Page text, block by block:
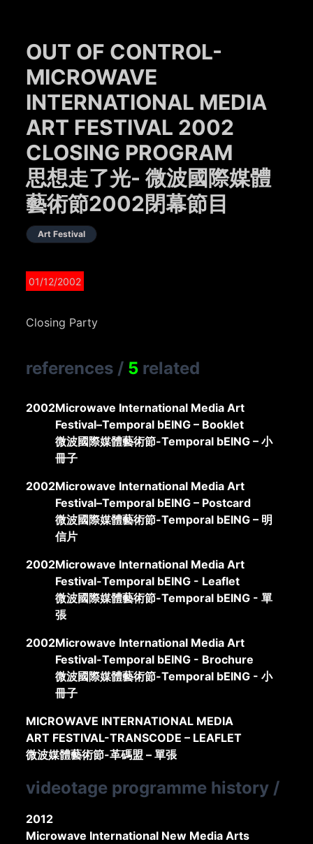
OUT OF CONTROL-
MICROWAVE
INTERNATIONAL MEDIA
ART FESTIVAL 2002
CLOSING PROGRAM
思想走了光- 微波國際媒體
藝術節2002閉幕節目
Art Festival
01/12/2002
Closing Party
references / 5 related
2002Microwave International Media Art
Festival–Temporal bEING – Booklet
微波國際媒體藝術節-Temporal bEING – 小
冊子
2002Microwave International Media Art
Festival–Temporal bEING – Postcard
微波國際媒體藝術節-Temporal bEING – 明
信片
2002Microwave International Media Art
Festival-Temporal bEING - Leaflet
微波國際媒體藝術節-Temporal bEING - 單
張
2002Microwave International Media Art
Festival-Temporal bEING - Brochure
微波國際媒體藝術節-Temporal bEING - 小
冊子
MICROWAVE INTERNATIONAL MEDIA
ART FESTIVAL-TRANSCODE – LEAFLET
微波媒體藝術節-革碼盟 – 單張
videotage programme history /
2012
Microwave International New Media Arts